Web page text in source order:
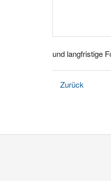
und langfristige
Zurück